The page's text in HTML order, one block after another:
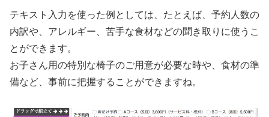
テキスト入力を使った例としては、たとえば、予約人数の
内訳や、アレルギー、苦手な食材などの聞き取りに使うこ
とができます。
お子さん用の特別な椅子のご用意が必要な時や、食材の準
備など、事前に把握することができますね。